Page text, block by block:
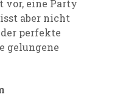
vor, eine Party
aber nicht
perfekte
gelungene